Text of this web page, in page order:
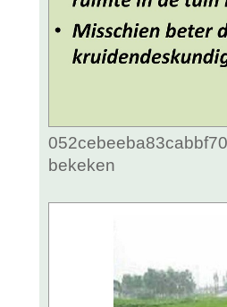
bekeken